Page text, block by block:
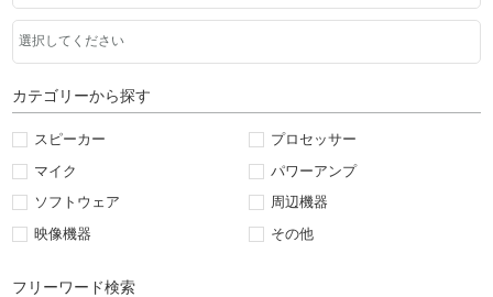
カテゴリーから探す
スピーカー
プロセッサー
マイク
パワーアンプ
ソフトウェア
周辺機器
映像機器
その他
フリーワード検索